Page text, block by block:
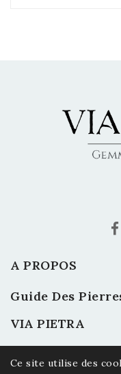
A PROPOS
Guide Des
VIA PIETRA
Ce site utilise des